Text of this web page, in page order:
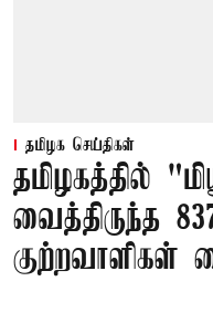
தமிழக செய்திகள்
தமிழகத்தில்
வைத்திருந்த
குற்றவாளிகள்